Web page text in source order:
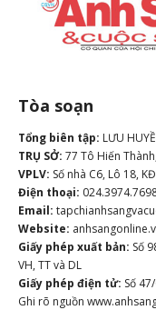
Tòa soạn
Tổng biên tập: LƯU
TRỤ SỞ: 77 Tô Hiến
VPLV: Số nhà C6, Lô 18,
Điện thoại:
Email:
Website:
Giấy phép xuất bản: Số
VH, TT và DL
Giấy phép điện tử: Số
Ghi rõ nguồn